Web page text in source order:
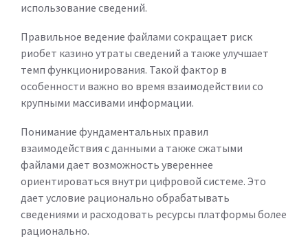
использование сведений.
Правильное ведение файлами сокращает риск
риобет казино утраты сведений а также улучшает
темп функционирования. Такой фактор в
особенности важно во время взаимодействии со
крупными массивами информации.
Понимание фундаментальных правил
взаимодействия с данными а также сжатыми
файлами дает возможность увереннее
ориентироваться внутри цифровой системе. Это
дает условие рационально обрабатывать
сведениями и расходовать ресурсы платформы более
рационально.